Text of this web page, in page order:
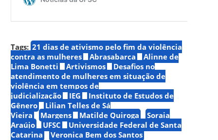
Tags: 21 dias de ativismo pelo fim da violência
contra as mulheres
Abrasabarca
Alinne de
Lima Bonetti
Artivismos
Desafios no
atendimento de mulheres em situação de
violência em tempos de
judicialização
IEG
Instituto de Estudos de
Gênero
Lilian Telles de Sá
Vieira
Margens Matilde Quiroga
Soraia
Araújo
UFSC
Universidade Federal de Santa
Catarina
Veronica Bem dos Santos